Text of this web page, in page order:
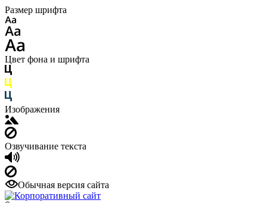
Размер шрифта
Цвет фона и шрифта
Изображения
Озвучивание текста
Обычная версия сайта